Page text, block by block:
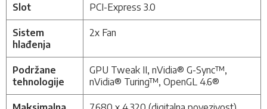
Slot PCI-Express 3.0
Sistem
hlađenja
2x Fan
Podržane
tehnologije
GPU Tweak II, nVidia® G-Sync™,
nVidia® Turing™, OpenGL 4.6®